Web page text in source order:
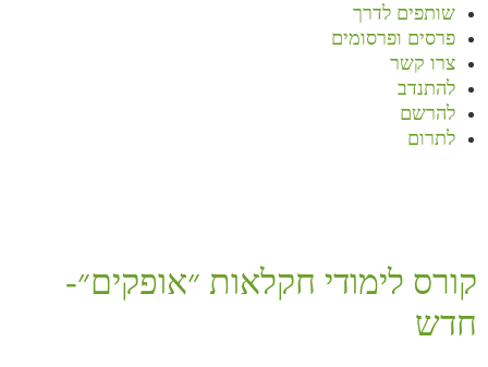
שותפים לדרך
פרסים ופרסומים
צרו קשר
להתנדב
להרשם
לתרום
קורס לימודי חקלאות ״אופקים״-
חדש